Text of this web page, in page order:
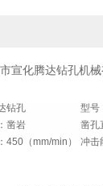
宣化腾达钻孔机械
钻孔
型号
凿岩
凿孔
450（mm/min）
冲击